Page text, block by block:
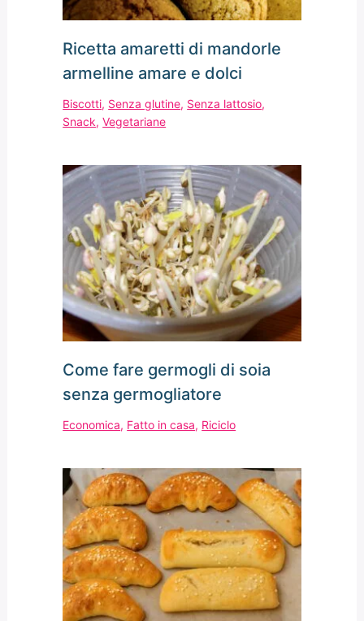
Ricetta amaretti di mandorle
armelline amare e dolci
Biscotti, Senza glutine, Senza lattosio,
Snack,Vegetariane
Come fare germogli di soia
senza germogliatore
Economica, Fatto in casa, Riciclo